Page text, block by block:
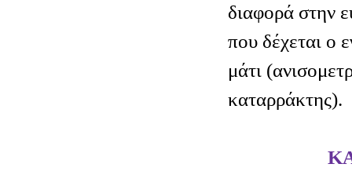
διαφορά στην
που δέχεται ο
μάτι
καταρράκτης).